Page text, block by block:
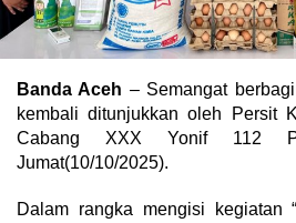
Banda Aceh – Semangat
kembali ditunjukkan oleh Persit
Cabang XXX Yonif 112
Jumat(10/10/2025).
Dalam rangka mengisi kegiatan